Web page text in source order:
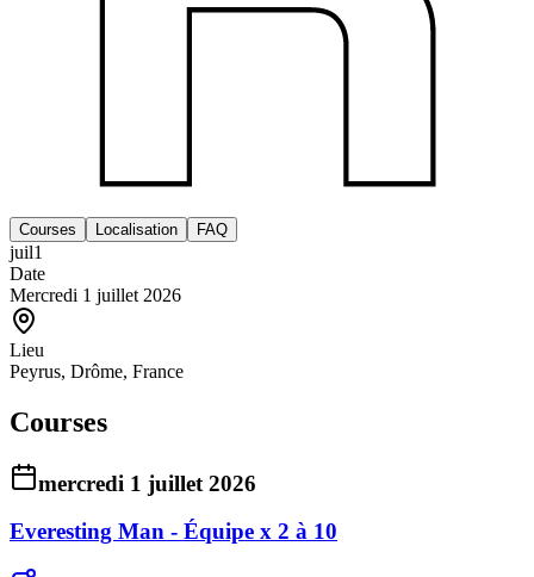
Courses Localisation FAQ
juil1
Date
Mercredi 1 juillet 2026
Lieu
Peyrus, Drôme, France
Courses
mercredi 1 juillet 2026
Everesting Man - Équipe x 2 à 10